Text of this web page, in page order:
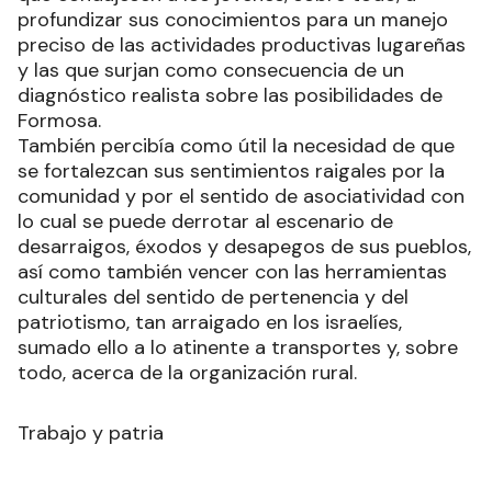
profundizar sus conocimientos para un manejo
preciso de las actividades productivas lugareñas
y las que surjan como consecuencia de un
diagnóstico realista sobre las posibilidades de
Formosa.
También percibía como útil la necesidad de que
se fortalezcan sus sentimientos raigales por la
comunidad y por el sentido de asociatividad con
lo cual se puede derrotar al escenario de
desarraigos, éxodos y desapegos de sus pueblos,
así como también vencer con las herramientas
culturales del sentido de pertenencia y del
patriotismo, tan arraigado en los israelíes,
sumado ello a lo atinente a transportes y, sobre
todo, acerca de la organización rural.
Trabajo y patria